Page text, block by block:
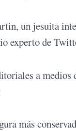
un jesuita
experto de
a
más